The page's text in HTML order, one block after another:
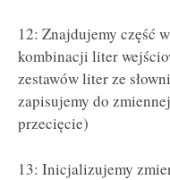
12: Znajdujemy część
kombinacji liter
zestawów liter ze
zapisujemy do
przecięcie)
13: Inicjalizujemy